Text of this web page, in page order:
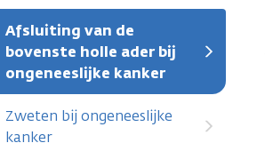
Afsluiting van de
bovenste holle ader bij
ongeneeslijke kanker
Zweten bij ongeneeslijke
kanker